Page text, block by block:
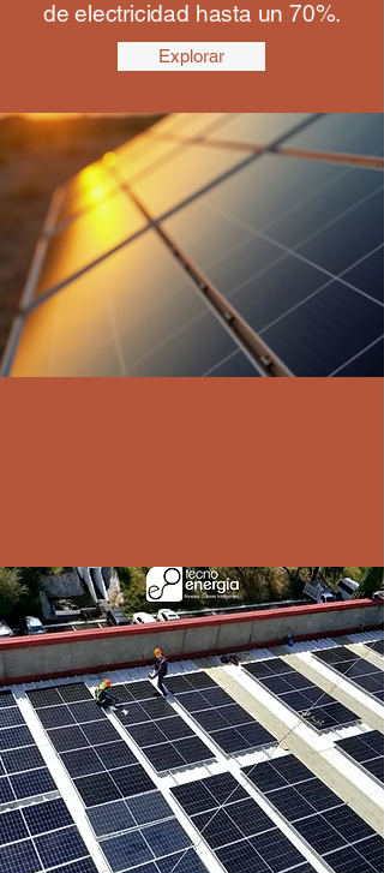
de electricidad hasta un 70%.
Explorar